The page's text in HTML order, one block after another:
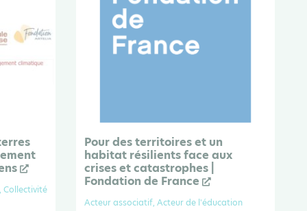
Collectivité
Pour des territoires et un
habitat résilients face aux
crises et catastrophes |
Fondation de France
Acteur associatif, Acteur de l'éducation